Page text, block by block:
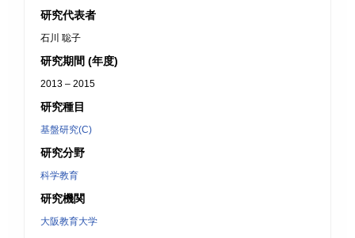
研究代表者
石川 聡子
研究期間 (年度)
2013 – 2015
研究種目
基盤研究(C)
研究分野
科学教育
研究機関
大阪教育大学